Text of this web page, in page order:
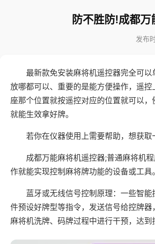
防不胜防!成都
发布
最新款免安装麻将机遥控器完全可
放哪都可以、重要的是能方便操作，遥控
座那个位置就按遥控对应的位置就可以
就能生效拿好牌。
若你在仪器使用上需要帮助，想获
成都万能麻将机遥控器;普通麻将机
作就能实现控制麻将牌功能的设备或工具。
蓝牙或无线信号控制原理：一些智
件预设好牌型等指令，发送信号给控牌
麻将机洗牌、码牌过程中进行干预，达到